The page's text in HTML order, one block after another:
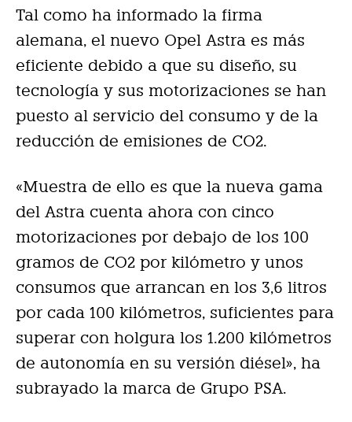
Tal como ha informado la firma
alemana, el nuevo Opel Astra es más
eficiente debido a que su diseño, su
tecnología y sus motorizaciones se han
puesto al servicio del consumo y de la
reducción de emisiones de CO2.
«Muestra de ello es que la nueva gama
del Astra cuenta ahora con cinco
motorizaciones por debajo de los 100
gramos de CO2 por kilómetro y unos
consumos que arrancan en los 3,6 litros
por cada 100 kilómetros, suficientes para
superar con holgura los 1.200 kilómetros
de autonomía en su versión diésel», ha
subrayado la marca de Grupo PSA.